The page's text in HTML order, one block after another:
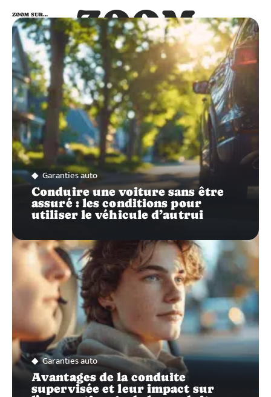
ZOOM
SUR…
ZOOM SUR…
Garanties auto
Conduire une voiture sans être
assuré : les conditions pour
utiliser le véhicule d’autrui
Garanties auto
Avantages de la conduite
supervisée et leur impact sur